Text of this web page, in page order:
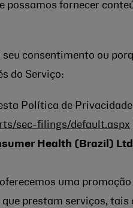
possamos fornecer
consentimento ou
do Serviço:
Política de
sec-filings/default.aspx
Health (Brazil)
uma
prestam serviços,